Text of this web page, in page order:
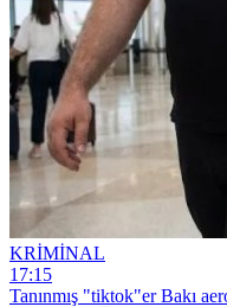
KRİMİNAL
17:15
Tanınmış "tiktok"er Bakı